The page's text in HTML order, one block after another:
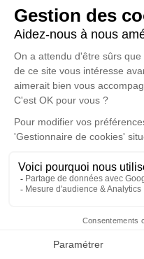
Faire-part
une anecdote ou
poèmes ou des textes.
d'expression dédié à
CRAVEC.
Un service de
disponible ici.
Cérémonie civile
Cimetière d'Orval
18200 Orval